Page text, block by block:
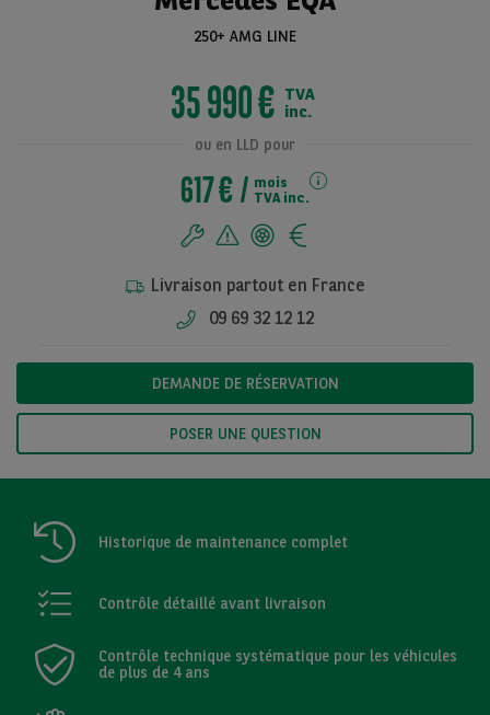
Voir toutes les
250+ AMG LINE
35 990 € TVA
inc.
ou en LLD pour
617 €
mois
TVA inc.
Livraison partout en France
09 69 32 12 12
DEMANDE DE RÉSERVATION
POSER UNE QUESTION
Historique de maintenance complet
Contrôle détaillé avant livraison
Contrôle technique systématique pour les véhicules
de plus de 4 ans